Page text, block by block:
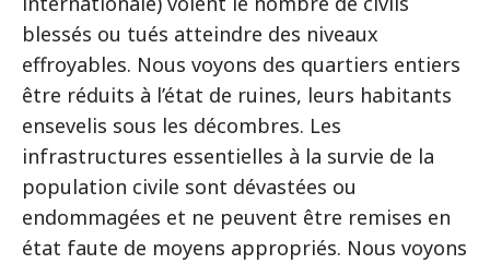
blessés ou tués atteindre des niveaux
effroyables. Nous voyons des quartiers entiers
être réduits à l’état de ruines, leurs habitants
ensevelis sous les décombres. Les
infrastructures essentielles à la survie de la
population civile sont dévastées ou
endommagées et ne peuvent être remises en
état faute de moyens appropriés. Nous voyons